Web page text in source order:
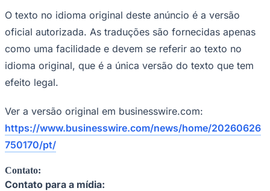
O texto no idioma original deste anúncio é a versão
oficial autorizada. As traduções são fornecidas apenas
como uma facilidade e devem se referir ao texto no
idioma original, que é a única versão do texto que tem
efeito legal.
Ver a versão original em businesswire.com:
https://www.businesswire.com/news/home/20260626
750170/pt/
Contato:
Contato para a mídia: